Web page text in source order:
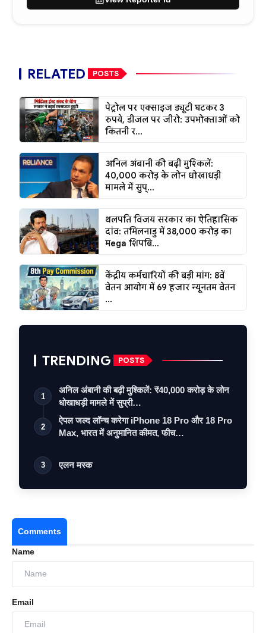
RELATED POSTS
पेट्रोल पर एक्साइज ड्यूटी घटकर 3
रुपये, डीजल पर जीरो: उपभोक्ताओं को
कितनी र...
अनिल अंबानी की बढ़ी मुश्किलें:
₹40,000 करोड़ के लोन धोखाधड़ी
मामले में सुप्...
थलपति विजय सरकार का ऐतिहासिक
दांव: तमिलनाडु में ₹38,000 करोड़ का
मega शिपबि...
केंद्रीय कर्मचारियों की बड़ी मांग: 8वें
वेतन आयोग में 69 हजार न्यूनतम वेतन
...
TRENDING POSTS
1
अनिल अंबानी की बढ़ी मुश्किलें: ₹40,000 करोड़ के लोन
धोखाधड़ी मामले में सुप्री…
2
ऐपल जल्द लॉन्च करेगा iPhone 18 Pro और 18 Pro
Max, भारत में अनुमानित कीमत, फीच…
3 एलन मस्क
Comments
Name
Email